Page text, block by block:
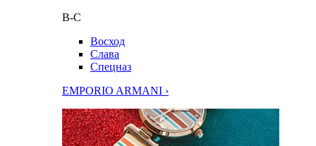
В-С
Восход
Слава
Спецназ
EMPORIO ARMANI ›